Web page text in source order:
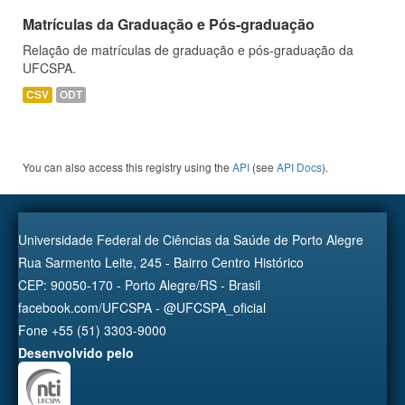
Matrículas da Graduação e Pós-graduação
Relação de matrículas de graduação e pós-graduação da
UFCSPA.
CSV ODT
You can also access this registry using the API (see API Docs).
Universidade Federal de Ciências da Saúde de Porto Alegre
Rua Sarmento Leite, 245 - Bairro Centro Histórico
CEP: 90050-170 - Porto Alegre/RS - Brasil
facebook.com/UFCSPA - @UFCSPA_oficial
Fone +55 (51) 3303-9000
Desenvolvido pelo